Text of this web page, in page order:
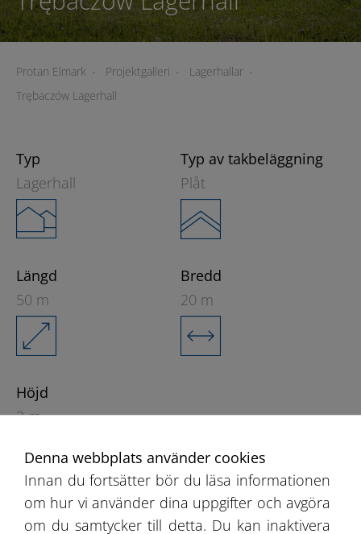
Protan Elmark - Projektgalleri - Lagerhallar -
Trębaczów Lagerhall
Typ
Lagerhall
Typ av takbeläggning
Plåt
Längd
50 m
Bredd
20 m
Höjd
3 m
Denna webbplats använder cookies
Innan du fortsätter bör du läsa informationen
om hur vi använder dina uppgifter och avgöra
om du samtycker till detta. Du kan inaktivera